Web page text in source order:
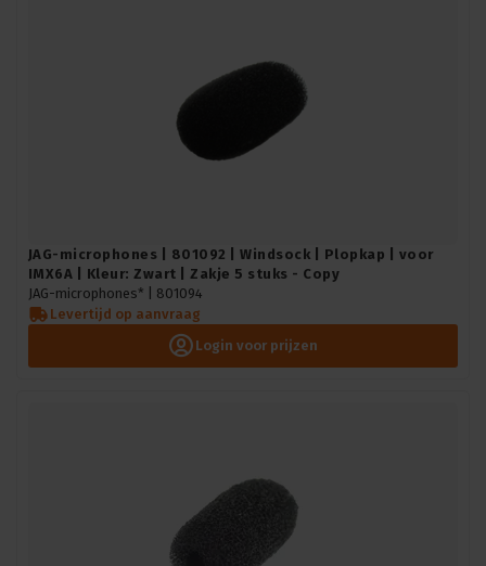
JAG-microphones | 801092 | Windsock | Plopkap | voor
IMX6A | Kleur: Zwart | Zakje 5 stuks - Copy
JAG-microphones* | 801094
Levertijd op aanvraag
Login voor prijzen